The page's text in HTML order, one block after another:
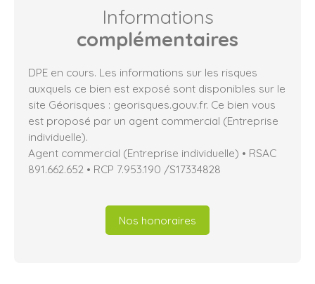
Informations
complémentaires
DPE en cours. Les informations sur les risques
auxquels ce bien est exposé sont disponibles sur le
site Géorisques : georisques.gouv.fr. Ce bien vous
est proposé par un agent commercial (Entreprise
individuelle).
Agent commercial (Entreprise individuelle) • RSAC
891.662.652 • RCP 7.953.190 /S17334828
Nos honoraires